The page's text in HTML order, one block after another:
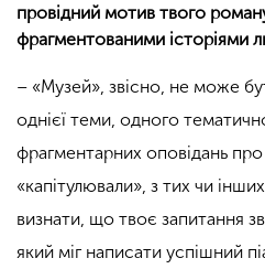
провідний мотив твого
фрагментованими історіями
– «Музей», звісно, не може
однієї теми, одного
фрагментарних оповідань
«капітулювали», з тих чи
визнати, що твоє запитання
який міг написати успішний